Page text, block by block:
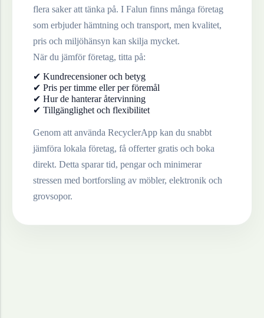
flera saker att tänka på. I Falun finns många företag
som erbjuder hämtning och transport, men kvalitet,
pris och miljöhänsyn kan skilja mycket.
När du jämför företag, titta på:
✔ Kundrecensioner och betyg
✔ Pris per timme eller per föremål
✔ Hur de hanterar återvinning
✔ Tillgänglighet och flexibilitet
Genom att använda RecyclerApp kan du snabbt
jämföra lokala företag, få offerter gratis och boka
direkt. Detta sparar tid, pengar och minimerar
stressen med bortforsling av möbler, elektronik och
grovsopor.